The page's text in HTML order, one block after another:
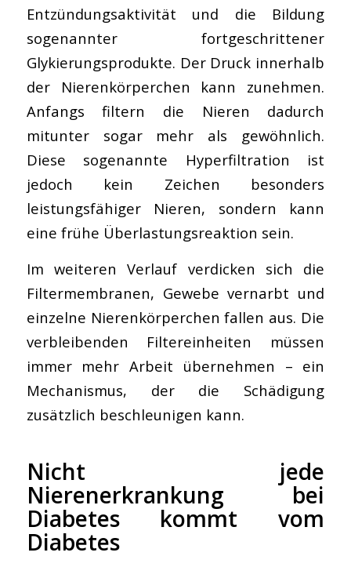
Entzündungsaktivität und die Bildung
sogenannter fortgeschrittener
Glykierungsprodukte. Der Druck innerhalb
der Nierenkörperchen kann zunehmen.
Anfangs filtern die Nieren dadurch
mitunter sogar mehr als gewöhnlich.
Diese sogenannte Hyperfiltration ist
jedoch kein Zeichen besonders
leistungsfähiger Nieren, sondern kann
eine frühe Überlastungsreaktion sein.
Im weiteren Verlauf verdicken sich die
Filtermembranen, Gewebe vernarbt und
einzelne Nierenkörperchen fallen aus. Die
verbleibenden Filtereinheiten müssen
immer mehr Arbeit übernehmen – ein
Mechanismus, der die Schädigung
zusätzlich beschleunigen kann.
Nicht jede
Nierenerkrankung bei
Diabetes kommt vom
Diabetes